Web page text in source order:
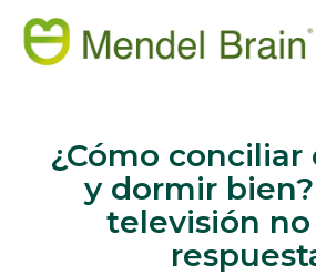
¿Cómo conciliar
y dormir
televisión no